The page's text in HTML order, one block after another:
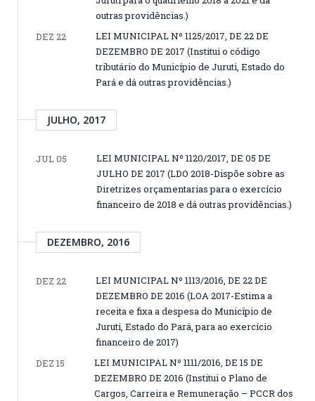
outras providências.)
DEZ 22
LEI MUNICIPAL Nº 1125/2017, DE 22 DE
DEZEMBRO DE 2017 (Institui o código
tributário do Município de Juruti, Estado do
Pará e dá outras providências.)
JULHO, 2017
JUL 05
LEI MUNICIPAL Nº 1120/2017, DE 05 DE
JULHO DE 2017 (LDO 2018-Dispõe sobre as
Diretrizes orçamentarias para o exercício
financeiro de 2018 e dá outras providências.)
DEZEMBRO, 2016
DEZ 22
LEI MUNICIPAL Nº 1113/2016, DE 22 DE
DEZEMBRO DE 2016 (LOA 2017-Estima a
receita e fixa a despesa do Município de
Juruti, Estado do Pará, para ao exercício
financeiro de 2017)
DEZ 15
LEI MUNICIPAL Nº 1111/2016, DE 15 DE
DEZEMBRO DE 2016 (Institui o Plano de
Cargos, Carreira e Remuneração – PCCR dos